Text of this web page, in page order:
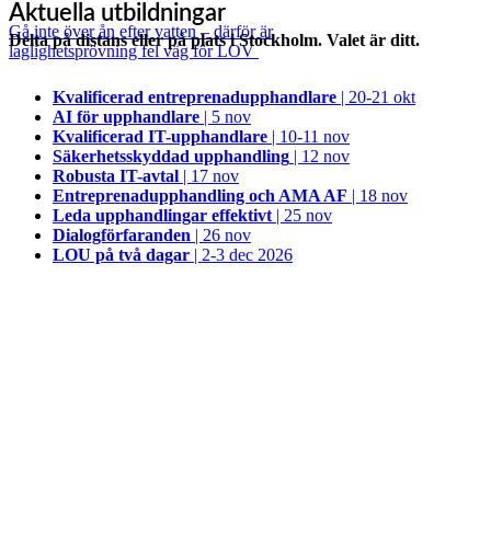
Gå inte över ån efter vatten – därför är
laglighetsprövning fel väg för LOV
Aktuella utbildningar
Delta på distans eller på plats i Stockholm. Valet är ditt.
Kvalificerad entreprenad­upphandlare | 20-21 okt
AI för upphandlare | 5 nov
Kvalificerad IT-upphandlare | 10-11 nov
Säkerhetsskyddad upphandling | 12 nov
Robusta IT-avtal | 17 nov
Entreprenadupphandling och AMA AF | 18 nov
Leda upphandlingar effektivt | 25 nov
Dialogförfaranden | 26 nov
LOU på två dagar | 2-3 dec 2026